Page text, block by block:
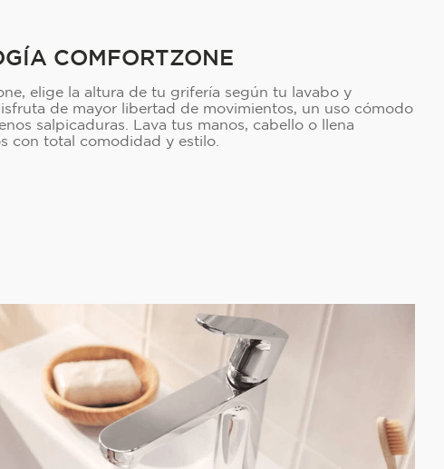
COMFORTZONE
elige la altura de tu grifería según tu lavabo y
de mayor libertad de movimientos, un uso cómodo
salpicaduras. Lava tus manos, cabello o llena
con total comodidad y estilo.